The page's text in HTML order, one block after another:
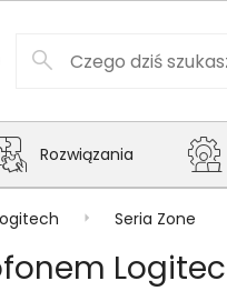
Rozwiązania
Seria Zone